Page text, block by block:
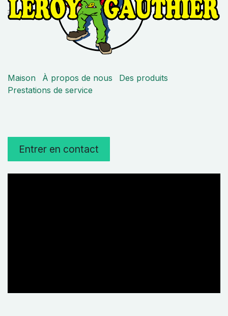
Maison À propos de nous
Des produits
Prestations de service
Entrer en contact